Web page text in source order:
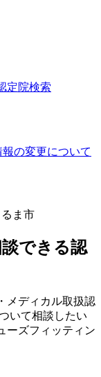
定院検索
の変更について
るま市
できる認
メディカル取扱認
いて相談したい
ーズフィッティン